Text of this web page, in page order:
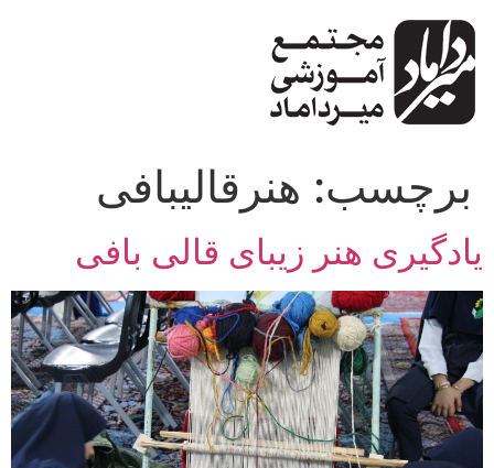
محتوا
برچسب: هنرقالیبافی
یادگیری هنر زیبای قالی بافی